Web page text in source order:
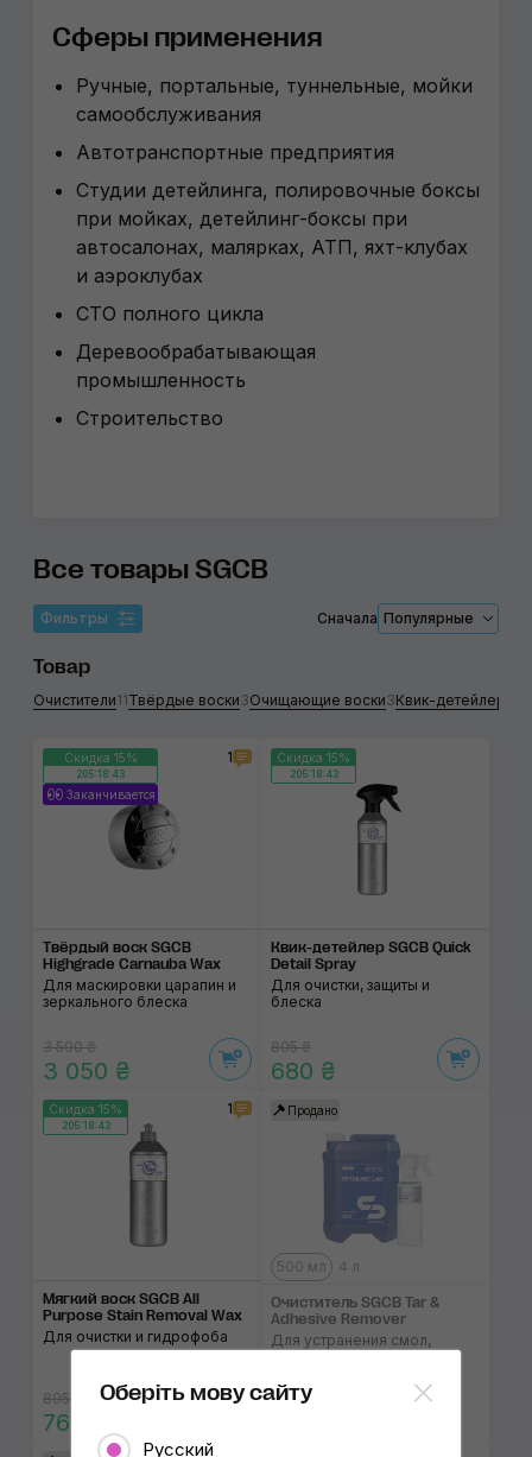
Сферы применения
Ручные, портальные, туннельные, мойки
самообслуживания
Автотранспортные предприятия
Студии детейлинга, полировочные боксы
при мойках, детейлинг-боксы при
автосалонах, малярках, АТП, яхт-клубах
и аэроклубах
СТО полного цикла
Деревообрабатывающая
промышленность
Строительство
Все товары SGCB
Фильтры Сначала Популярные
Товар
Очистители11Твёрдые воски3Очищающие воски3Квик-детейлеры
Скидка 15%
205:18:43
Заканчивается
1
Твёрдый воск SGCB
Highgrade Carnauba Wax
Для маскировки царапин и
зеркального блеска
3 590 ₴
3 050 ₴
Скидка 15%
205:18:43
Квик-детейлер SGCB Quick
Detail Spray
Для очистки, защиты и
блеска
805 ₴
680 ₴
Скидка 15%
205:18:43
1
Мягкий воск SGCB All
Purpose Stain Removal Wax
Для очистки и гидрофоба
895 ₴
760 ₴
Продано
500 мл 4 л
Очиститель SGCB Tar &
Adhesive Remover
Для устранения смол,
Оберіть мову сайту
Русский